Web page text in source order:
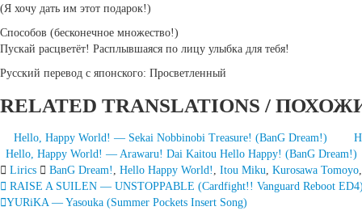
(Я хочу дать им этот подарок!)
Способов (бесконечное множество!)
Пускай расцветёт! Расплывшаяся по лицу улыбка для тебя!
Русский перевод с японского: Просветленный
RELATED TRANSLATIONS /
Hello, Happy World! — Sekai Nobbinobi Treasure! (BanG Dream!)
Hello, Happy World! — Arawaru! Dai Kaitou Hello Happy! (BanG Dream!)
Lirics
BanG Dream! Hello Happy World! Itou Miku Kurosawa Tomoyo
Запись
RAISE A SUILEN — UNSTOPPABLE (Cardfight!! Vanguard Reboot
YURiKA — Yasouka (Summer Pockets Insert Song)